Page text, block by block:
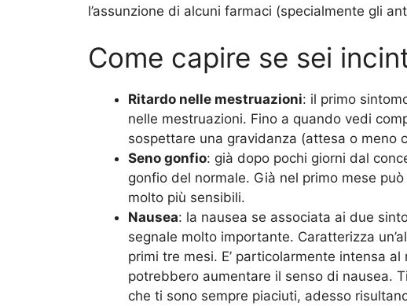
l’assunzione di alcuni farmaci (specialmente gli
Come capire se sei
Ritardo nelle mestruazioni: il primo
nelle mestruazioni. Fino a quando vedi
sospettare una gravidanza (attesa o meno
Seno gonfio: già dopo pochi giorni dal
gonfio del normale. Già nel primo mese
molto più sensibili.
Nausea: la nausea se associata ai due
segnale molto importante. Caratterizza
primi tre mesi. E’ particolarmente intensa al
potrebbero aumentare il senso di nausea.
che ti sono sempre piaciuti, adesso